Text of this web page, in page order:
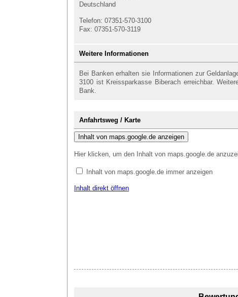
Deutschland
Telefon: 07351-570-3100
Fax: 07351-570-3119
Weitere Informationen
Bei Banken erhalten sie Informationen zur
3100 ist Kreissparkasse Biberach erreichbar.
Bank.
Anfahrtsweg / Karte
Inhalt von maps.google.de anzeigen
Hier klicken, um den Inhalt von maps.google.de
Inhalt von maps.google.de immer anzeigen
Inhalt direkt öffnen